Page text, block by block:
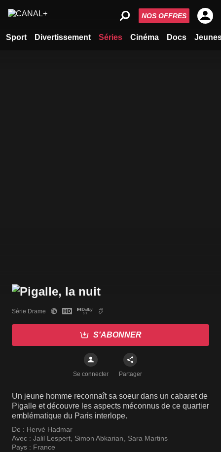
Sport Divertissement Séries Cinéma Docs
NOS OFFRES
Série Drame
S'ABONNER
Se connecter Partager
Un jeune homme reconnaît sa soeur dans un cabaret de
Pigalle et découvre les aspects méconnus de ce quartier
emblématique du Paris interlope.
De : Hervé Hadmar
Avec : Jalil Lespert, Simon Abkarian, Sara Martins
Pays : France